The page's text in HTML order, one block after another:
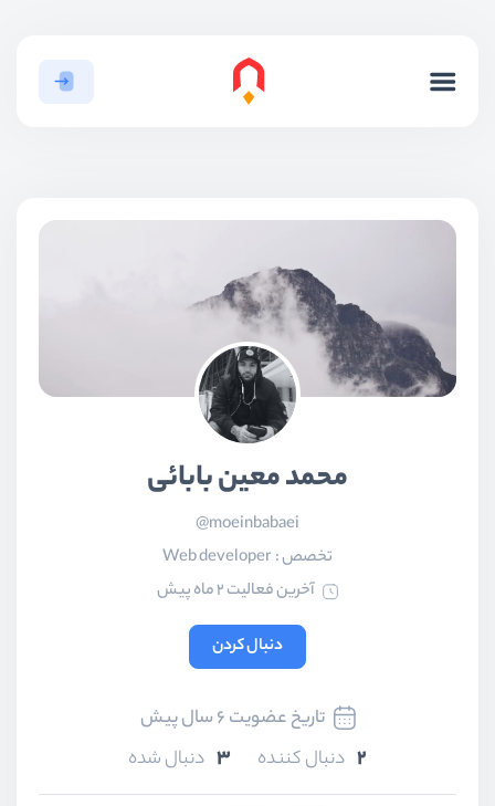
محمد معین بابائی
moeinbabaei@
تخصص : Web developer
آخرین فعالیت 2 ماه پیش
دنبال کردن
2 دنبال کننده 3 دنبال شده
تاریخ عضویت 6 سال پیش